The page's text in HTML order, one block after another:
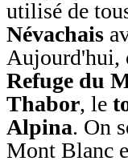
utilisé de
Névachais
Aujourd'hui,
Refuge du
Thabor, le
Alpina. On
Mont Blanc